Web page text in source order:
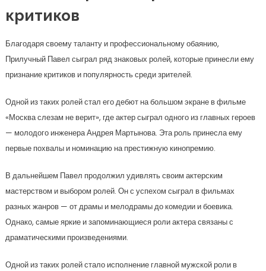
критиков
Благодаря своему таланту и профессиональному обаянию,
Прилучный Павел сыграл ряд знаковых ролей, которые принесли ему
признание критиков и популярность среди зрителей.
Одной из таких ролей стал его дебют на большом экране в фильме
«Москва слезам не верит», где актер сыграл одного из главных героев
— молодого инженера Андрея Мартынова. Эта роль принесла ему
первые похвалы и номинацию на престижную кинопремию.
В дальнейшем Павел продолжил удивлять своим актерским
мастерством и выбором ролей. Он с успехом сыграл в фильмах
разных жанров — от драмы и мелодрамы до комедии и боевика.
Однако, самые яркие и запоминающиеся роли актера связаны с
драматическими произведениями.
Одной из таких ролей стало исполнение главной мужской роли в